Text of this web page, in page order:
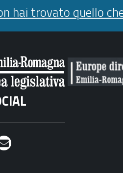
hai trovato quello
M